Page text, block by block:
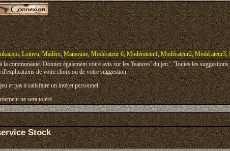
,Loinvu,Madère,Mamoune,Modérateur 6,Modérateur1,Modérateur2,Modérateur3,
la communauté. Donnez également votre avis sur les 'features' du jeu.', 'Toutes les
de votre choix ou de votre suggestion.
et pas à satisfaire un intéret personnel.
ne sera toléré.
Stock